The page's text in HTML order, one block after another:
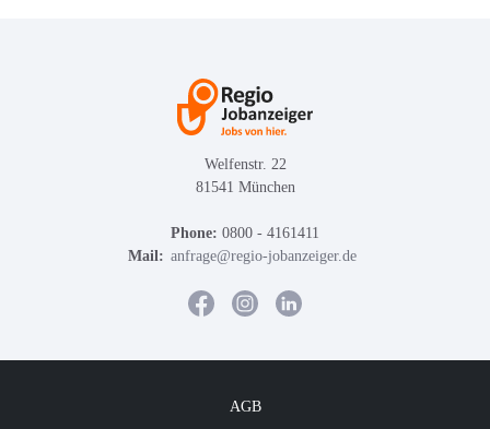
Welfenstr. 22
81541 München
Phone: 0800 - 4161411
Mail: anfrage@regio-jobanzeiger.de
AGB